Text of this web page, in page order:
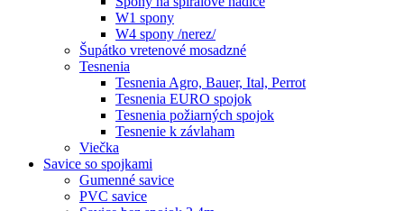
W1 spony
W4 spony /nerez/
Šupátko vretenové mosadzné
Tesnenia
Tesnenia Agro, Bauer, Ital, Perrot
Tesnenia EURO spojok
Tesnenia požiarných spojok
Tesnenie k závlaham
Viečka
Savice so spojkami
Gumenné savice
PVC savice